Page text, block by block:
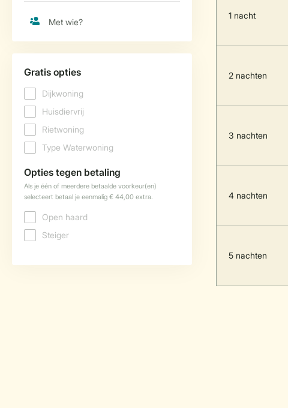
1 nacht
2 nachten
3 nachten
4 nachten
5 nachten